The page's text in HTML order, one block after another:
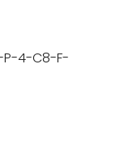
P-4-C8-F-